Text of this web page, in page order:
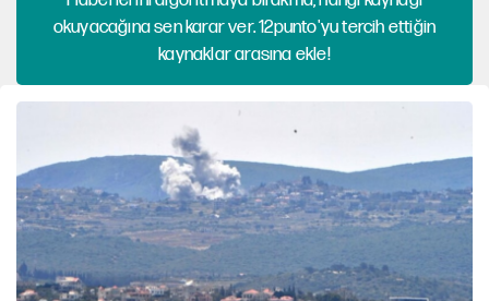
okuyacağına sen karar ver. 12punto'yu tercih ettiğin
kaynaklar arasına ekle!